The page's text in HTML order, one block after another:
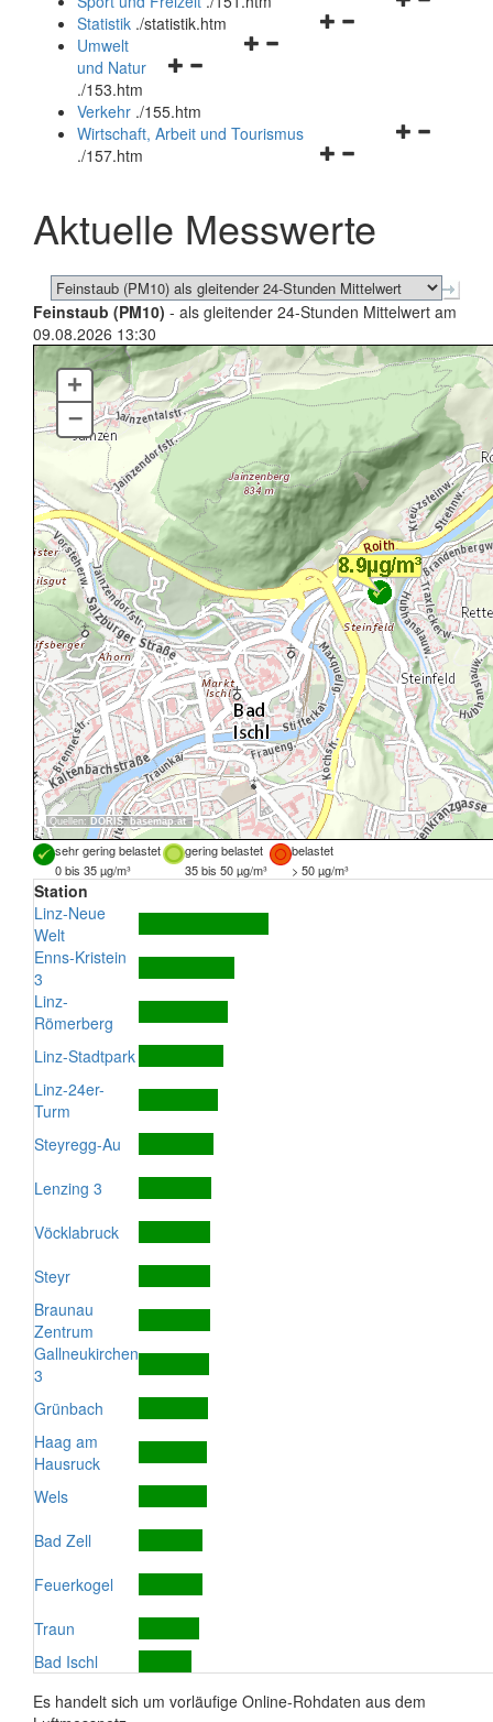
Navigationsmenü
Navigationsmenü
Statistik ./statistik.htm
Navigationsmenü
und
schließen
Umwelt
und Natur
./153.htm
Verkehr ./155.htm
Navigationsmenü
schließen
Wirtschaft, Arbeit und Tourismus
./157.htm
Aktuelle Messwerte
Feinstaub (PM10) - als gleitender 24-Stunden Mittelwert am
09.08.2026 13:30
Quellen: DORIS, basemap.at
+
–
sehr gering belastet gering belastet
belastet
0 bis 35 µg/m³
35 bis 50 µg/m³ > 50 µg/m³
Station
Linz-Neue
Welt
Enns-Kristein
3
Linz-
Römerberg
Linz-Stadtpark
Linz-24er-
Turm
Steyregg-Au
Lenzing 3
Vöcklabruck
Steyr
Braunau
Zentrum
Gallneukirchen
3
Grünbach
Haag am
Hausruck
Wels
Bad Zell
Feuerkogel
Traun
Bad Ischl
Es handelt sich um vorläufige Online-Rohdaten aus dem